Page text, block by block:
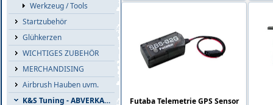
Werkzeug / Tools
Startzubehör
Glühkerzen
WICHTIGES ZUBEHÖR
MERCHANDISING
Airbrush Hauben uvm.
K&S Tuning - ABVERKAUF
Futaba Telemetrie GPS Sensor